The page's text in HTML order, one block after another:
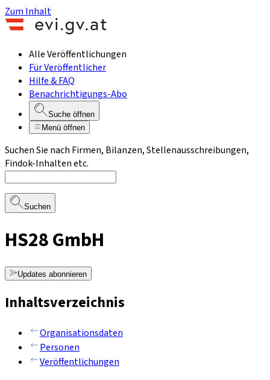
Zum Inhalt
Alle Veröffentlichungen
Für Veröffentlicher
Hilfe & FAQ
Benachrichtigungs-Abo
Suche öffnen
Menü öffnen
Suchen Sie nach Firmen, Bilanzen, Stellenausschreibungen,
Findok-Inhalten etc.
Suchen
HS28 GmbH
Updates abonnieren
Inhaltsverzeichnis
Organisationsdaten
Personen
Veröffentlichungen